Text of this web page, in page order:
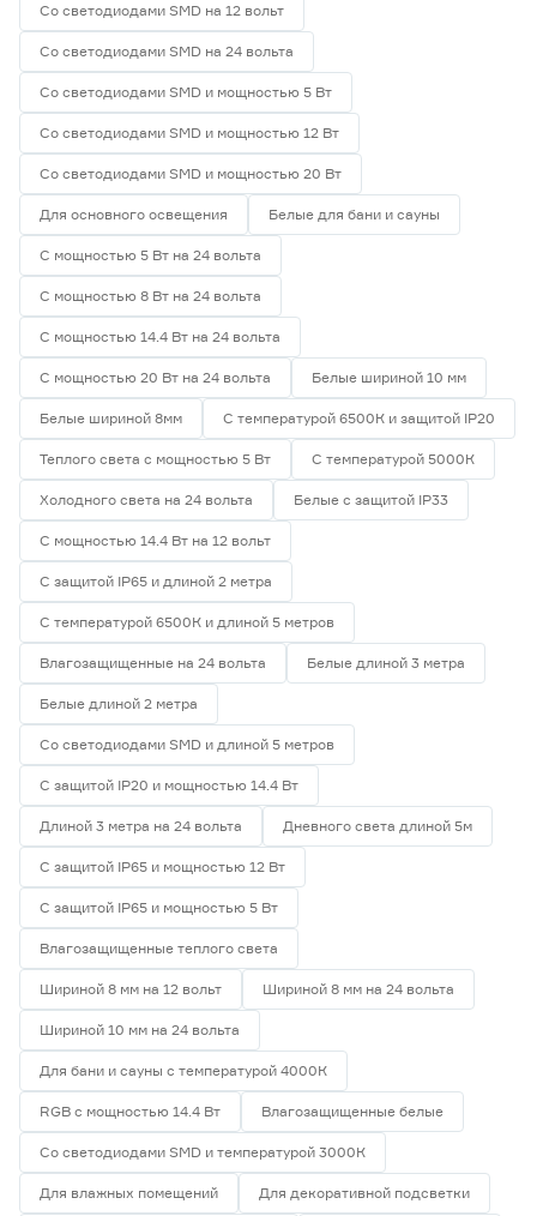
Со светодиодами SMD на 12 вольт
Со светодиодами SMD на 24 вольта
Со светодиодами SMD и мощностью 5 Вт
Со светодиодами SMD и мощностью 12 Вт
Со светодиодами SMD и мощностью 20 Вт
Для основного освещения Белые для бани и сауны
С мощностью 5 Вт на 24 вольта
С мощностью 8 Вт на 24 вольта
С мощностью 14.4 Вт на 24 вольта
С мощностью 20 Вт на 24 вольта Белые шириной 10 мм
Белые шириной 8мм С температурой 6500К и защитой IP20
Теплого света с мощностью 5 Вт С температурой 5000К
Холодного света на 24 вольта Белые с защитой IP33
С мощностью 14.4 Вт на 12 вольт
С защитой IP65 и длиной 2 метра
С температурой 6500К и длиной 5 метров
Влагозащищенные на 24 вольта Белые длиной 3 метра
Белые длиной 2 метра
Со светодиодами SMD и длиной 5 метров
С защитой IP20 и мощностью 14.4 Вт
Длиной 3 метра на 24 вольта Дневного света длиной 5м
С защитой IP65 и мощностью 12 Вт
С защитой IP65 и мощностью 5 Вт
Влагозащищенные теплого света
Шириной 8 мм на 12 вольт Шириной 8 мм на 24 вольта
Шириной 10 мм на 24 вольта
Для бани и сауны с температурой 4000К
RGB с мощностью 14.4 Вт Влагозащищенные белые
Со светодиодами SMD и температурой 3000К
Для влажных помещений Для декоративной подсветки